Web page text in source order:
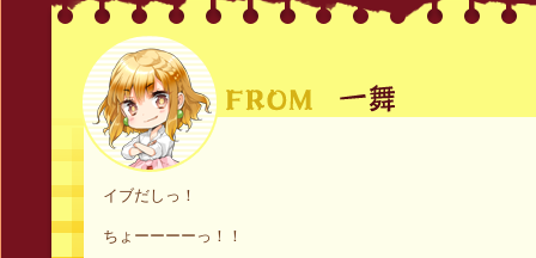
イブだしっ！
ちょーーーーっ！！